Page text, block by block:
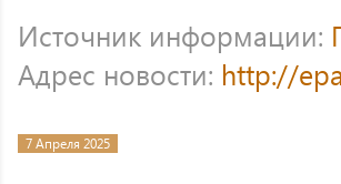
Источник информации:
Адрес новости: http://
7 Апреля 2025